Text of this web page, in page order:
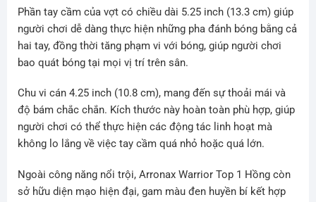
Phần tay cầm của vợt có chiều dài 5.25 inch (13.3 cm) giúp
người chơi dễ dàng thực hiện những pha đánh bóng bằng cả
hai tay, đồng thời tăng phạm vi với bóng, giúp người chơi
bao quát bóng tại mọi vị trí trên sân.
Chu vi cán 4.25 inch (10.8 cm), mang đến sự thoải mái và
độ bám chắc chắn. Kích thước này hoàn toàn phù hợp, giúp
người chơi có thể thực hiện các động tác linh hoạt mà
không lo lắng về việc tay cầm quá nhỏ hoặc quá lớn.
Ngoài công năng nổi trội, Arronax Warrior Top 1 Hồng còn
sở hữu diện mạo hiện đại, gam màu đen huyền bí kết hợp